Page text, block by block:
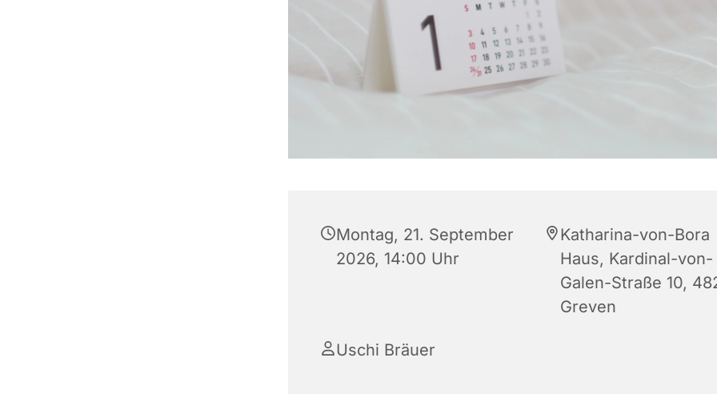
Montag, 21. September
2026, 14:00 Uhr
Katharina-von-Bora
Haus, Kardinal-von-
Galen-Straße 10,
Greven
Uschi Bräuer